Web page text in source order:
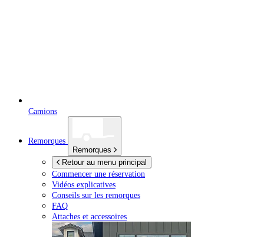
Camions
Remorques
Remorques
Retour au menu principal
Commencer une réservation
Vidéos explicatives
Conseils sur les remorques
FAQ
Attaches et accessoires